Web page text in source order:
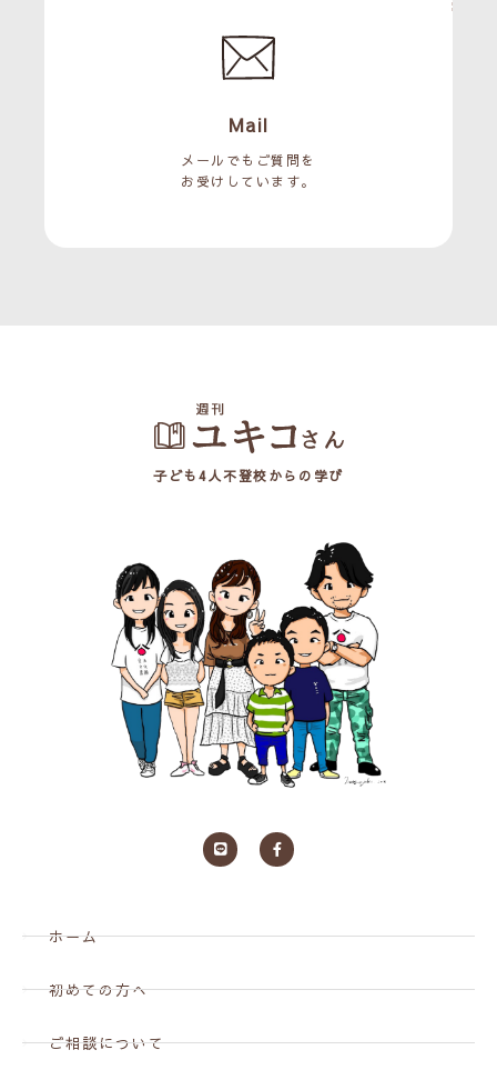
Mail
メールでもご質問を
お受けしています。
子ども4人不登校からの学び
ホーム
初めての方へ
ご相談について